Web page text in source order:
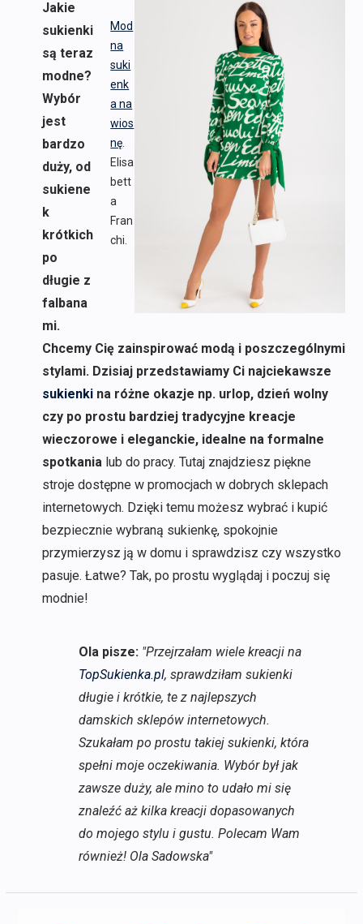
Mod
na
suki
enk
a na
wios
nę
Elisa
bett
a
Fran
chi.
Jakie
sukienki
są teraz
modne?
Wybór
jest
bardzo
duży, od
sukiene
k
krótkich
po
długie z
falbana
mi.
Chcemy Cię zainspirować modą i poszczególnymi
stylami. Dzisiaj przedstawiamy Ci najciekawsze
sukienkina różne okazje np. urlop, dzień wolny
czy po prostu bardziej tradycyjne kreacje
wieczorowe i eleganckie, idealne na formalne
spotkania lub do pracy. Tutaj znajdziesz piękne
stroje dostępne w promocjach w dobrych sklepach
internetowych. Dzięki temu możesz wybrać i kupić
bezpiecznie wybraną sukienkę, spokojnie
przymierzysz ją w domu i sprawdzisz czy wszystko
pasuje. Łatwe? Tak, po prostu wyglądaj i poczuj się
modnie!
Ola pisze: "Przejrzałam wiele kreacji na
TopSukienka.pl, sprawdziłam sukienki
długie i krótkie, te z najlepszych
damskich sklepów internetowych.
Szukałam po prostu takiej sukienki, która
spełni moje oczekiwania. Wybór był jak
zawsze duży, ale mino to udało mi się
znaleźć aż kilka kreacji dopasowanych
do mojego stylu i gustu. Polecam Wam
również! Ola Sadowska"